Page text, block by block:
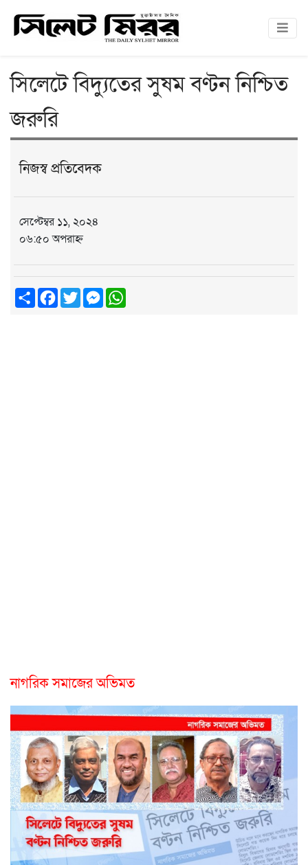
সিলেটে বিদ্যুতের সুষম বণ্টন নিশ্চিত
জরুরি
নিজস্ব প্রতিবেদক
সেপ্টেম্বর ১১, ২০২৪
০৬:৫০ অপরাহ্ন
ShareFacebook
TwitterMessenger
নাগরিক সমাজের অভিমত